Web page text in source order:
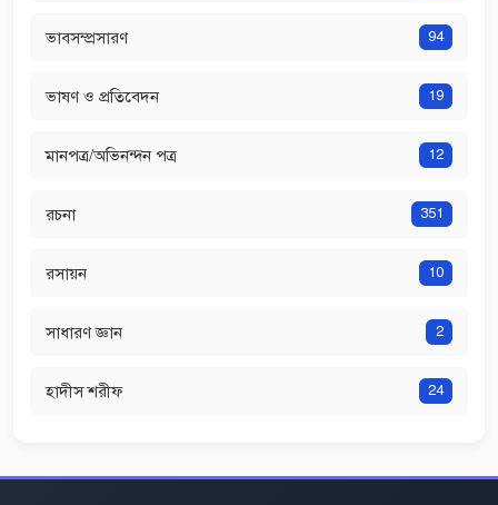
ভাবসম্প্রসারণ 94
ভাষণ ও প্রতিবেদন 19
মানপত্র/অভিনন্দন পত্র 12
রচনা 351
রসায়ন 10
সাধারণ জ্ঞান 2
হাদীস শরীফ 24